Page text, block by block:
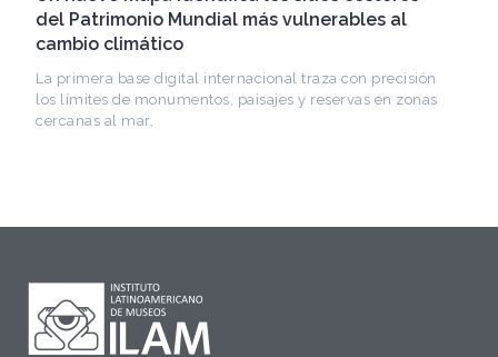
Arquitecto, historiador e Investigador Superior del
CONICET, fundó el CEDODAL e impulsó los Seminarios
de Arquitectura Latinoamericana. Publicó más de